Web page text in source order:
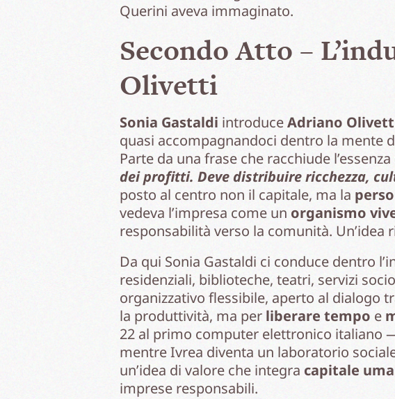
Querini aveva immaginato.
Secondo Atto –
Olivetti
Sonia Gastaldi introduceAdriano Olivett
quasi accompagnandoci dentro la mente
Parte da una frase che racchiude
dei profitti. Deve distribuire ricchezza,
posto al centro non il capitale, ma la
vedeva l’impresa come un organismo
responsabilità verso la comunità.
Da qui Sonia Gastaldi ci conduce dentro
residenziali, biblioteche, teatri, servizi
organizzativo flessibile, aperto al dialogo
la produttività, ma per liberare tempo e
22 al primo computer elettronico italiano
mentre Ivrea diventa un laboratorio
un’idea di valore che integra capitale
imprese responsabili.